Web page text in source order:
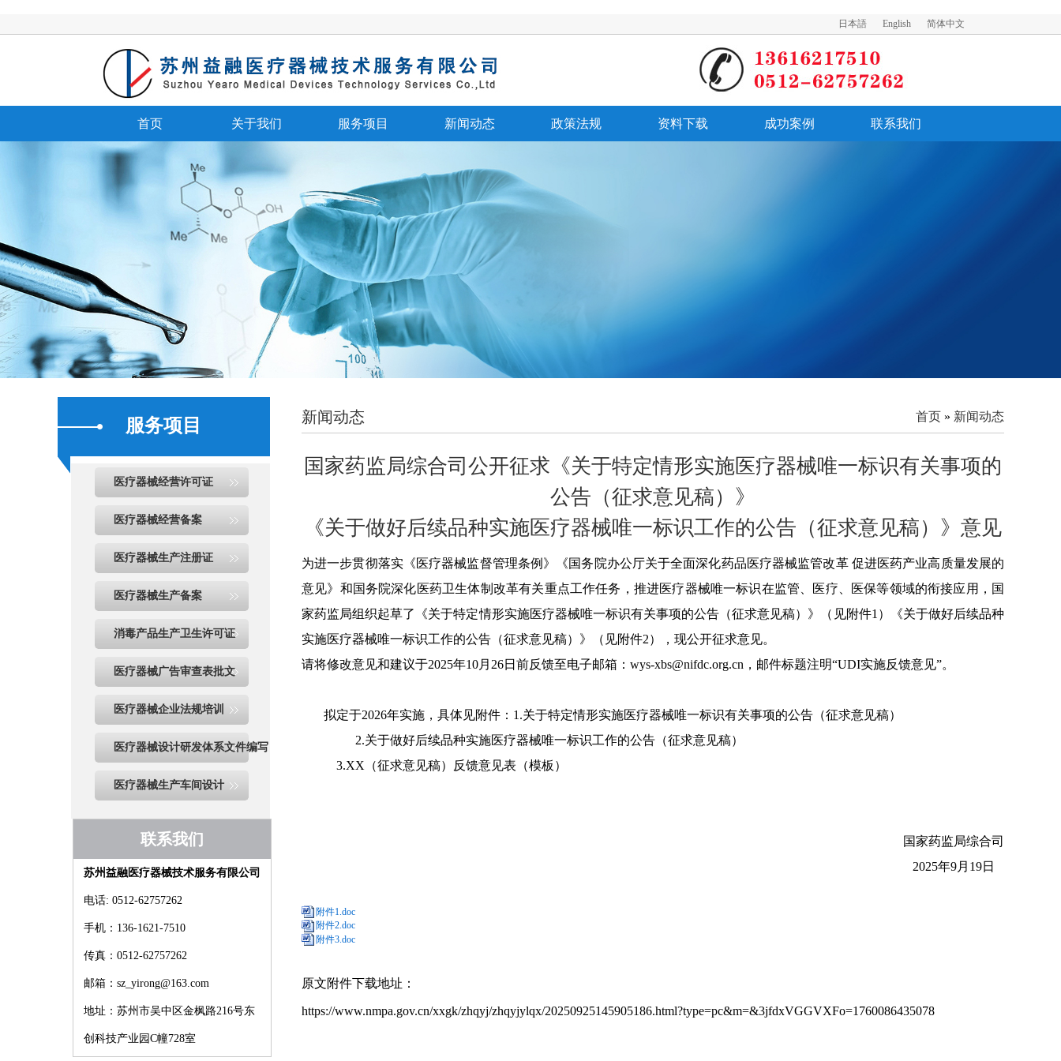
简体中文
English
日本語
首页 关于我们 服务项目 新闻动态 政策法规 资料下载 成功案例 联系我们
服务项目
医疗器械经营许可证
医疗器械经营备案
医疗器械生产注册证
医疗器械生产备案
消毒产品生产卫生许可证
医疗器械广告审查表批文
医疗器械企业法规培训
医疗器械设计研发体系文件编写
医疗器械生产车间设计
联系我们
苏州益融医疗器械技术服务有限公司
电话: 0512-62757262
手机：136-1621-7510
传真：0512-62757262
邮箱：sz_yirong@163.com
地址：苏州市吴中区金枫路216号东
创科技产业园C幢728室
新闻动态 首页 » 新闻动态
国家药监局综合司公开征求《关于特定情形实施医疗器械唯一标识有关事项的
公告（征求意见稿）》
《关于做好后续品种实施医疗器械唯一标识工作的公告（征求意见稿）》意见
为进一步贯彻落实《医疗器械监督管理条例》《国务院办公厅关于全面深化药品医疗器械监管改革 促进医药产业高质量发展的
意见》和国务院深化医药卫生体制改革有关重点工作任务，推进医疗器械唯一标识在监管、医疗、医保等领域的衔接应用，国
家药监局组织起草了《关于特定情形实施医疗器械唯一标识有关事项的公告（征求意见稿）》（见附件1）《关于做好后续品种
实施医疗器械唯一标识工作的公告（征求意见稿）》（见附件2），现公开征求意见。
请将修改意见和建议于2025年10月26日前反馈至电子邮箱：wys-xbs@nifdc.org.cn，邮件标题注明“UDI实施反馈意见”。
拟定于2026年实施，具体见附件：1.关于特定情形实施医疗器械唯一标识有关事项的公告（征求意见稿）
2.关于做好后续品种实施医疗器械唯一标识工作的公告（征求意见稿）
3.XX（征求意见稿）反馈意见表（模板）
国家药监局综合司
2025年9月19日
附件1.doc
附件2.doc
附件3.doc
原文附件下载地址：
https://www.nmpa.gov.cn/xxgk/zhqyj/zhqyjylqx/20250925145905186.html?type=pc&m=&3jfdxVGGVXFo=1760086435078